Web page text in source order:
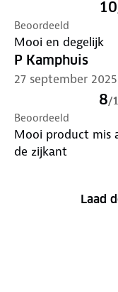
10
Beoordeeld
Mooi en degelijk
P Kamphuis
27 september 2025
8/
Beoordeeld
Mooi product mis
de zijkant
Laad